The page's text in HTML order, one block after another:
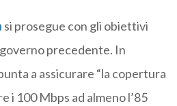
si prosegue con gli obiettivi
precedente. In
a assicurare “la copertura
i 100 Mbps ad almeno l’85